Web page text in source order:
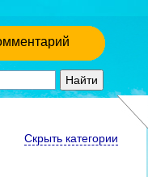
Скрыть категории